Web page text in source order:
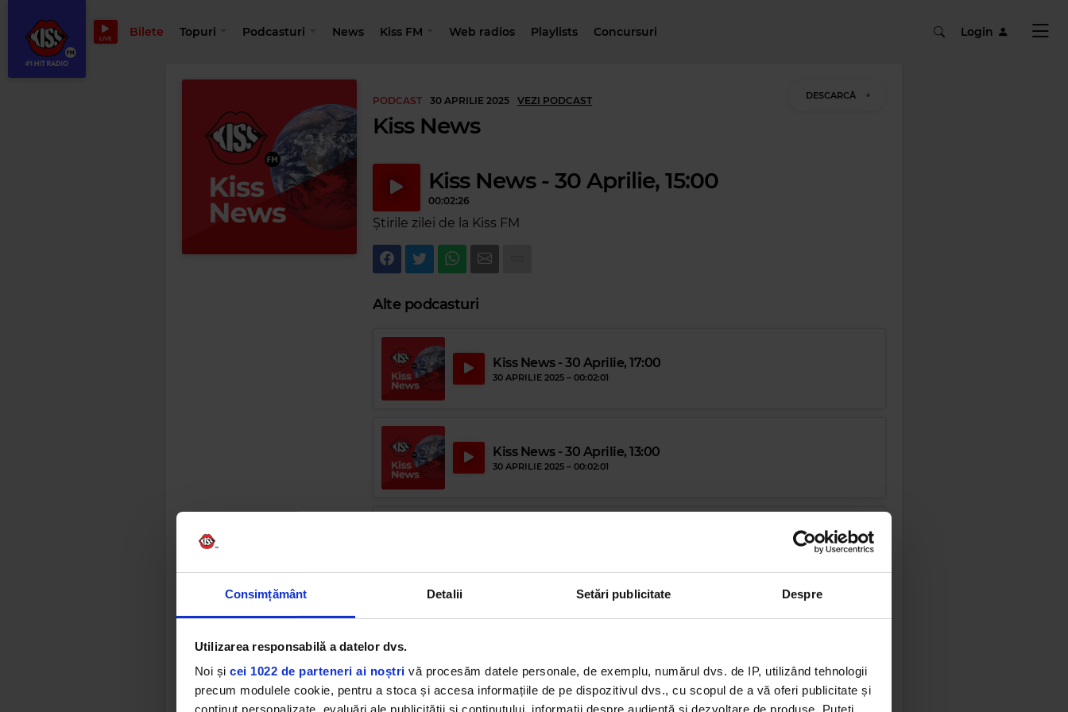
Consimțământ Detalii Setări publicitate Despre
Utilizarea responsabilă a datelor dvs.
Noi și cei 1022 de parteneri ai noștri vă procesăm datele personale, de exemplu, numărul dvs. de IP, utilizând tehnologii
precum modulele cookie, pentru a stoca și accesa informațiile de pe dispozitivul dvs., cu scopul de a vă oferi publicitate și
LIVE Bilete Topuri Podcasturi News Kiss FM Web radios Playlists Concursuri Login
PODCAST 30 APRILIE 2025 VEZI PODCAST
Kiss News
Kiss News - 30 Aprilie, 15:00
00:02:26
Știrile zilei de la Kiss FM
DESCARCĂ
Alte podcasturi
Kiss News - 30 Aprilie, 17:00
30 APRILIE 2025 – 00:02:01
Kiss News - 30 Aprilie, 13:00
30 APRILIE 2025 – 00:02:01